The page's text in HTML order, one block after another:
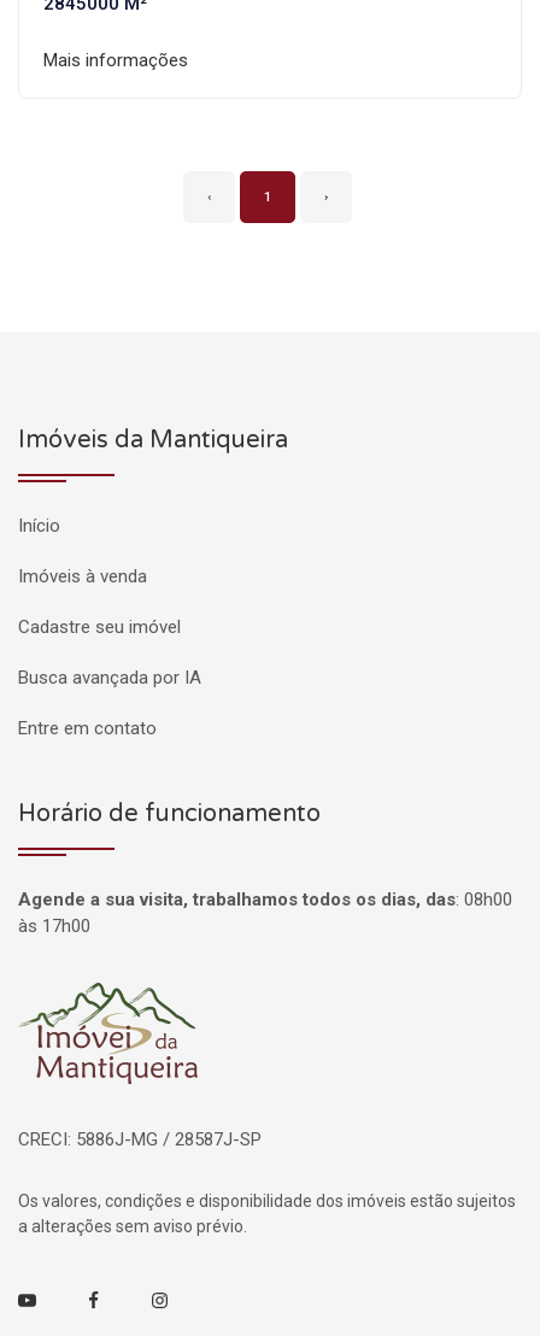
Mais informações
‹ 1 ›
Imóveis da Mantiqueira
Início
Imóveis à venda
Cadastre seu imóvel
Busca avançada por IA
Entre em contato
Horário de funcionamento
Agende a sua visita, trabalhamos todos os dias, das: 08h00
às 17h00
Página inicial
CRECI: 5886J-MG / 28587J-SP
Os valores, condições e disponibilidade dos imóveis estão sujeitos
a alterações sem aviso prévio.
Youtube FacebookInstagram